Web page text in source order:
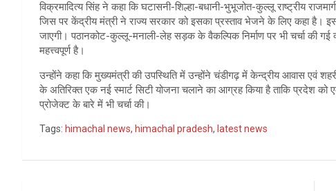
विक्रमादित्य सिंह ने कहा कि घटासनी-शिल्हा-बधानी-भुभूजोत-कुल्लू राष्ट्रीय
जिस पर केंद्रीय मंत्री ने राज्य सरकार को इसका प्रस्ताव भेजने के लिए कहा है।
जाएगी। पठानकोट-कुल्लू-मनाली-लेह सड़क के वैकल्पिक निर्माण पर भी चर्चा की गई
महत्त्वपूर्ण है।
उन्होंने कहा कि मुख्यमंत्री की उपस्थिति में उन्होंने चंडीगढ़ में केन्द्रीय आवास एवं
के अतिरिक्त एक नई स्मार्ट सिटी योजना चलाने का आग्रह किया है ताकि प्रदेश
प्रोजेक्ट के बारे में भी चर्चा की।
Tags: himachal news, himachal pradesh, latest news